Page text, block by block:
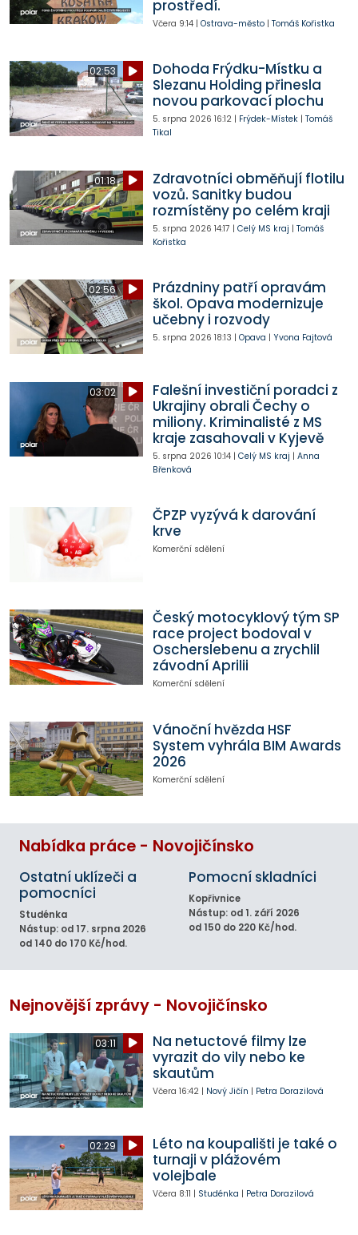
prostředí.
Včera 9:14| Ostrava-město| Tomáš Kořistka
02:53
Dohoda Frýdku-Místku a
Slezanu Holding přinesla
novou parkovací plochu
5. srpna 2026 16:12| Frýdek-Místek| Tomáš
Tikal
01:18
Zdravotníci obměňují flotilu
vozů. Sanitky budou
rozmístěny po celém kraji
5. srpna 2026 14:17 | Celý MS kraj | Tomáš
Kořistka
02:56
Prázdniny patří opravám
škol. Opava modernizuje
učebny i rozvody
5. srpna 2026 18:13 | Opava | Yvona Fajtová
03:02
Falešní investiční poradci z
Ukrajiny obrali Čechy o
miliony. Kriminalisté z MS
kraje zasahovali v Kyjevě
5. srpna 2026 10:14| Celý MS kraj | Anna
Břenková
ČPZP vyzývá k darování
krve
Komerční sdělení
Český motocyklový tým SP
race project bodoval v
Oscherslebenu a zrychlil
závodní Aprilii
Komerční sdělení
Vánoční hvězda HSF
System vyhrála BIM Awards
2026
Komerční sdělení
Nabídka práce - Novojičínsko
Ostatní uklízeči a
pomocníci
Studénka
Nástup: od 17. srpna 2026
od 140 do 170 Kč/hod.
Pomocní skladníci
Kopřivnice
Nástup: od 1. září 2026
od 150 do 220 Kč/hod.
Nejnovější zprávy - Novojičínsko
03:11
Na netuctové filmy lze
vyrazit do vily nebo ke
skautům
Včera 16:42| Nový Jičín | Petra Dorazilová
02:29
Léto na koupališti je také o
turnaji v plážovém
volejbale
Včera 8:11 | Studénka | Petra Dorazilová